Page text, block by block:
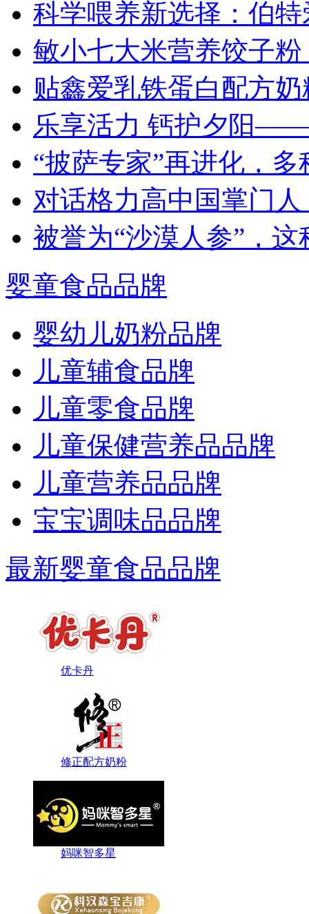
科学喂养新选择：伯
敏小七大米营养饺子
贴鑫爱乳铁蛋白配方
乐享活力 钙护夕阳
“披萨专家”再进化，
对话格力高中国掌门
被誉为“沙漠人参”，
婴童食品品牌
婴幼儿奶粉品牌
儿童辅食品牌
儿童零食品牌
儿童保健营养品品牌
儿童营养品品牌
宝宝调味品品牌
最新婴童食品品牌
优卡丹
修正配方奶粉
妈咪智多星